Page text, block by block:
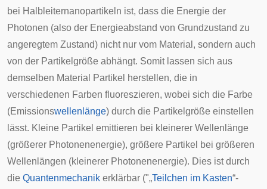
bei Halbleiternanopartikeln ist, dass die Energie der
Photonen (also der Energieabstand von Grundzustand zu
angeregtem Zustand) nicht nur vom Material, sondern auch
von der Partikelgröße abhängt. Somit lassen sich aus
demselben Material Partikel herstellen, die in
verschiedenen Farben fluoreszieren, wobei sich die Farbe
(Emissionswellenlänge) durch die Partikelgröße einstellen
lässt. Kleine Partikel emittieren bei kleinerer Wellenlänge
(größerer Photonenenergie), größere Partikel bei größeren
Wellenlängen (kleinerer Photonenenergie). Dies ist durch
die Quantenmechanik erklärbar ("„Teilchen im Kasten“-